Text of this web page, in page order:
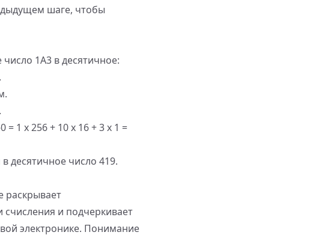
шаге, чтобы
1A3 в десятичное:
1 x 256 + 10 x 16 + 3 x 1 =
десятичное число 419.
раскрывает
и подчеркивает
электронике. Понимание